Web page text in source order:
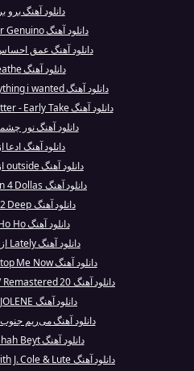
دانلود آهنگ برو
دانلود آهنگ Amor Genuino از Ozuna
دانلود آهنگ عمق
دانلود آهنگ Breathe از NF
دانلود آهنگ everything i wanted از Billie Eilish
دانلود آهنگ Blue Letter - Early Take از Fleetwo...
دانلود آهنگ نور
دانلود آهنگ
دانلود آهنگ outside از Travis Scott
دانلود آهنگ Dancin 4 Dollas از Tyga
دانلود آهنگ N 2 Deep از Drake
دانلود آهنگ Ho Ho Ho از Sia
دانلود آهنگ Lately از Ed Sheeran
دانلود آهنگ Can't Stop Me Now از Pitbull
دانلود آهنگ Factory Girl - Live / Remastered 20...
دانلود آهنگ JOLENE از Beyoncé
دانلود آهنگ می‌ریم
دانلود آهنگ Shah Beyt از Arash AP
دانلود آهنگ Under The Sun (with J. Cole & Lute ...